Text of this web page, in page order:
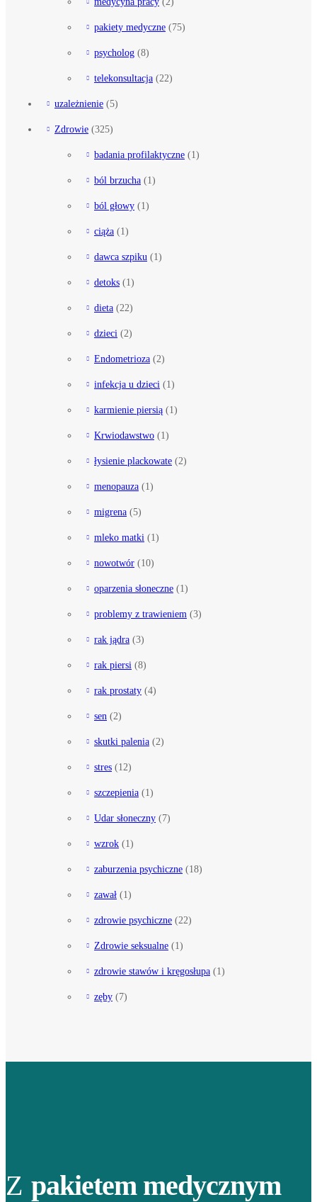
pakiety medyczne (75)
psycholog (8)
telekonsultacja (22)
uzależnienie (5)
Zdrowie (325)
badania profilaktyczne (1)
ból brzucha (1)
ból głowy (1)
ciąża (1)
dawca szpiku (1)
detoks (1)
dieta (22)
dzieci (2)
Endometrioza (2)
infekcja u dzieci (1)
karmienie piersią (1)
Krwiodawstwo (1)
łysienie plackowate (2)
menopauza (1)
migrena (5)
mleko matki (1)
nowotwór (10)
oparzenia słoneczne (1)
problemy z trawieniem (3)
rak jądra (3)
rak piersi (8)
rak prostaty (4)
sen (2)
skutki palenia (2)
stres (12)
szczepienia (1)
Udar słoneczny (7)
wzrok (1)
zaburzenia psychiczne (18)
zawał (1)
zdrowie psychiczne (22)
Zdrowie seksualne (1)
zdrowie stawów i kręgosłupa (1)
zęby (7)
Z pakietem medycznym